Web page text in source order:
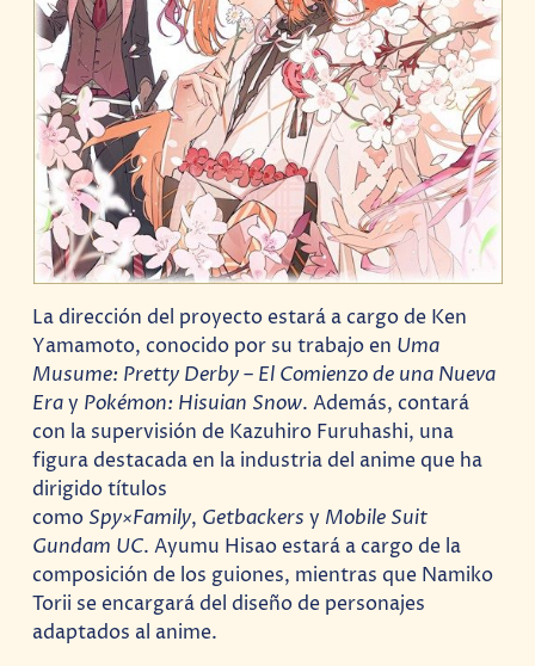
La dirección del proyecto estará a cargo de Ken
Yamamoto, conocido por su trabajo en Uma
Musume: Pretty Derby – El Comienzo de una Nueva
Eray Pokémon: Hisuian Snow. Además, contará
con la supervisión de Kazuhiro Furuhashi, una
figura destacada en la industria del anime que ha
dirigido títulos
como Spy×Family, Getbackers y Mobile Suit
Gundam UC. Ayumu Hisao estará a cargo de la
composición de los guiones, mientras que Namiko
Torii se encargará del diseño de personajes
adaptados al anime.